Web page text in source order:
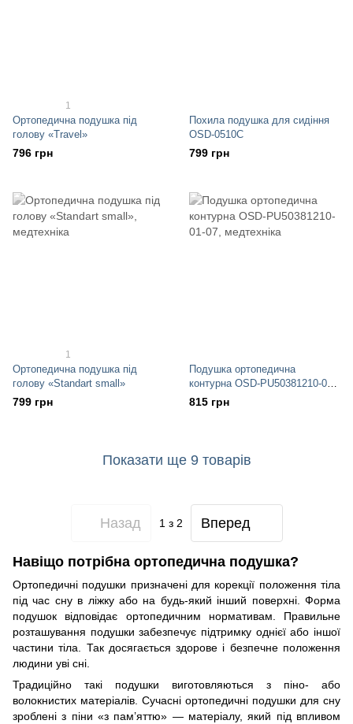
1
Ортопедична подушка під
голову «Travel»
796 грн
Похила подушка для сидіння
OSD-0510C
799 грн
1
Ортопедична подушка під
голову «Standart small»
799 грн
Подушка ортопедична
контурна OSD-PU50381210-01-
07
815 грн
Показати ще 9 товарів
Назад 1 з 2 Вперед
Навіщо потрібна ортопедична подушка?
Ортопедичні подушки призначені для корекції положення тіла
під час сну в ліжку або на будь-який інший поверхні. Форма
подушок відповідає ортопедичним нормативам. Правильне
розташування подушки забезпечує підтримку однієї або іншої
частини тіла. Так досягається здорове і безпечне положення
людини уві сні.
Традиційно такі подушки виготовляються з піно- або
волокнистих матеріалів. Сучасні ортопедичні подушки для сну
зроблені з піни «з пам’яттю» — матеріалу, який під впливом